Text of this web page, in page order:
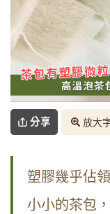
分享 放大
塑膠幾乎佔
小小的茶包